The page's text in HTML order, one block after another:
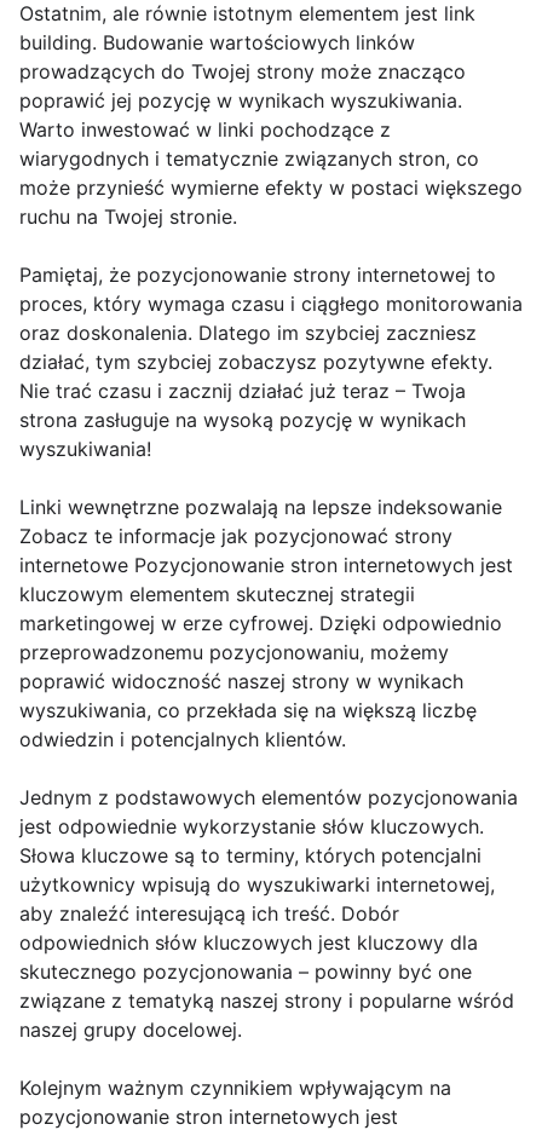
Ostatnim, ale równie istotnym elementem jest link
building. Budowanie wartościowych linków
prowadzących do Twojej strony może znacząco
poprawić jej pozycję w wynikach wyszukiwania.
Warto inwestować w linki pochodzące z
wiarygodnych i tematycznie związanych stron, co
może przynieść wymierne efekty w postaci większego
ruchu na Twojej stronie.
Pamiętaj, że pozycjonowanie strony internetowej to
proces, który wymaga czasu i ciągłego monitorowania
oraz doskonalenia. Dlatego im szybciej zaczniesz
działać, tym szybciej zobaczysz pozytywne efekty.
Nie trać czasu i zacznij działać już teraz – Twoja
strona zasługuje na wysoką pozycję w wynikach
wyszukiwania!
Linki wewnętrzne pozwalają na lepsze indeksowanie
Zobacz te informacje jak pozycjonować strony
internetowe Pozycjonowanie stron internetowych jest
kluczowym elementem skutecznej strategii
marketingowej w erze cyfrowej. Dzięki odpowiednio
przeprowadzonemu pozycjonowaniu, możemy
poprawić widoczność naszej strony w wynikach
wyszukiwania, co przekłada się na większą liczbę
odwiedzin i potencjalnych klientów.
Jednym z podstawowych elementów pozycjonowania
jest odpowiednie wykorzystanie słów kluczowych.
Słowa kluczowe są to terminy, których potencjalni
użytkownicy wpisują do wyszukiwarki internetowej,
aby znaleźć interesującą ich treść. Dobór
odpowiednich słów kluczowych jest kluczowy dla
skutecznego pozycjonowania – powinny być one
związane z tematyką naszej strony i popularne wśród
naszej grupy docelowej.
Kolejnym ważnym czynnikiem wpływającym na
pozycjonowanie stron internetowych jest